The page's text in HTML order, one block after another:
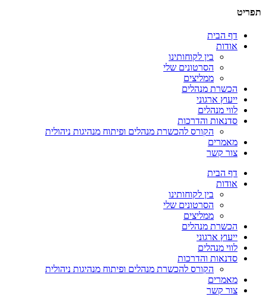
תפריט
דף הבית
אודות
בין לקוחותינו
הסרטונים שלי
ממליצים
הכשרת מנהלים
ייעוץ ארגוני
לווי מנהלים
סדנאות והדרכות
הקורס להכשרת מנהלים ופיתוח מנהיגות ניהולית
מאמרים
צור קשר
דף הבית
אודות
בין לקוחותינו
הסרטונים שלי
ממליצים
הכשרת מנהלים
ייעוץ ארגוני
לווי מנהלים
סדנאות והדרכות
הקורס להכשרת מנהלים ופיתוח מנהיגות ניהולית
מאמרים
צור קשר